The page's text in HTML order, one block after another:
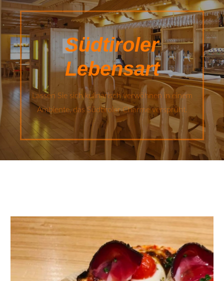
Südtiroler
Lebensart
Lassen Sie sich kulinarisch verwöhnen in einem
Ambiente, das Südtiroler Charme versprüht.